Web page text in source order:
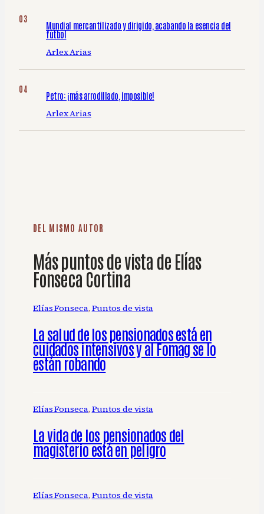
Mundial mercantilizado y dirigido, acabando la esencia del
fútbol
Arlex Arias
Petro: ¡más arrodillado, imposible!
Arlex Arias
DEL MISMO AUTOR
Más puntos de vista de Elías
Fonseca Cortina
Elías Fonseca, Puntos de vista
La salud de los pensionados está en
cuidados intensivos y al Fomag se lo
están robando
Elías Fonseca, Puntos de vista
La vida de los pensionados del
magisterio está en peligro
Elías Fonseca, Puntos de vista